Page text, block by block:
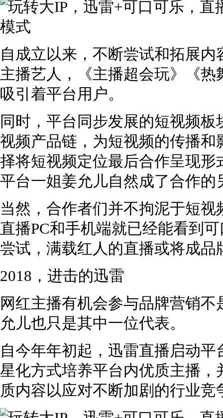
自成立以来，不断尝试和拓展
主播艺人，《主播超会玩》《
吸引着平台用户。
同时，平台同步发展的短视频
视频产品链，为短视频的传播
择将短视频定位最后合作呈现
平台一姐姜允儿自然成了合作的
当然，合作者们并不拘泥于短
直播PC和手机端就已经能看到
尝试，满载红人的直播或将成品
2018，进击的迅雷
网红主播有机会参与品牌营销
允儿也只是其中一位代表。
自今年年初起，迅雷直播启动
星化方式培养平台内优质主播
质内容以应对不断加剧的行业竞